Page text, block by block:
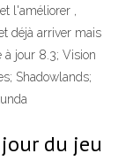
l'améliorer ,
déjà arriver mais
à jour 8.3; Vision
Shadowlands;
du jeu